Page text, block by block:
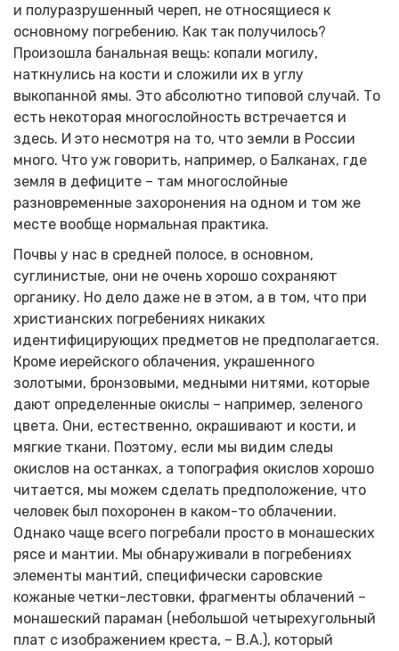
и полуразрушенный череп, не относящиеся к
основному погребению. Как так получилось?
Произошла банальная вещь: копали могилу,
наткнулись на кости и сложили их в углу
выкопанной ямы. Это абсолютно типовой случай. То
есть некоторая многослойность встречается и
здесь. И это несмотря на то, что земли в России
много. Что уж говорить, например, о Балканах, где
земля в дефиците – там многослойные
разновременные захоронения на одном и том же
месте вообще нормальная практика.
Почвы у нас в средней полосе, в основном,
суглинистые, они не очень хорошо сохраняют
органику. Но дело даже не в этом, а в том, что при
христианских погребениях никаких
идентифицирующих предметов не предполагается.
Кроме иерейского облачения, украшенного
золотыми, бронзовыми, медными нитями, которые
дают определенные окислы – например, зеленого
цвета. Они, естественно, окрашивают и кости, и
мягкие ткани. Поэтому, если мы видим следы
окислов на останках, а топография окислов хорошо
читается, мы можем сделать предположение, что
человек был похоронен в каком-то облачении.
Однако чаще всего погребали просто в монашеских
рясе и мантии. Мы обнаруживали в погребениях
элементы мантий, специфически саровские
кожаные четки-лестовки, фрагменты облачений –
монашеский параман (небольшой четырехугольный
плат с изображением креста, – В.А.), который